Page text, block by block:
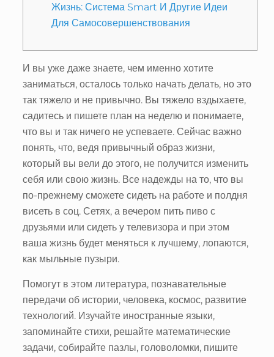
Жизнь: Система Smart И Другие Идеи
Для Самосовершенствования
И вы уже даже знаете, чем именно хотите
заниматься, осталось только начать делать, но это
так тяжело и не привычно. Вы тяжело вздыхаете,
садитесь и пишете план на неделю и понимаете,
что вы и так ничего не успеваете. Сейчас важно
понять, что, ведя привычный образ жизни,
который вы вели до этого, не получится изменить
себя или свою жизнь. Все надежды на то, что вы
по-прежнему сможете сидеть на работе и полдня
висеть в соц. Сетях, а вечером пить пиво с
друзьями или сидеть у телевизора и при этом
ваша жизнь будет меняться к лучшему, лопаются,
как мыльные пузыри.
Помогут в этом литература, познавательные
передачи об истории, человека, космос, развитие
технологий. Изучайте иностранные языки,
запоминайте стихи, решайте математические
задачи, собирайте пазлы, головоломки, пишите